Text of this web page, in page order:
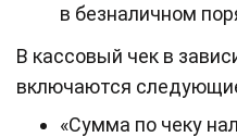
в безналичном
В кассовый чек в
включаются
«Сумма по чеку